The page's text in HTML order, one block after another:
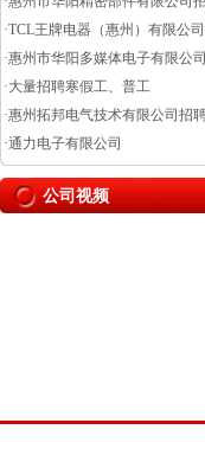
·TCL王牌电器（惠州）有限公
·惠州市华阳多媒体电子有限公
·大量招聘寒假工、普工
·惠州拓邦电气技术有限公司招
·通力电子有限公司
公司视频